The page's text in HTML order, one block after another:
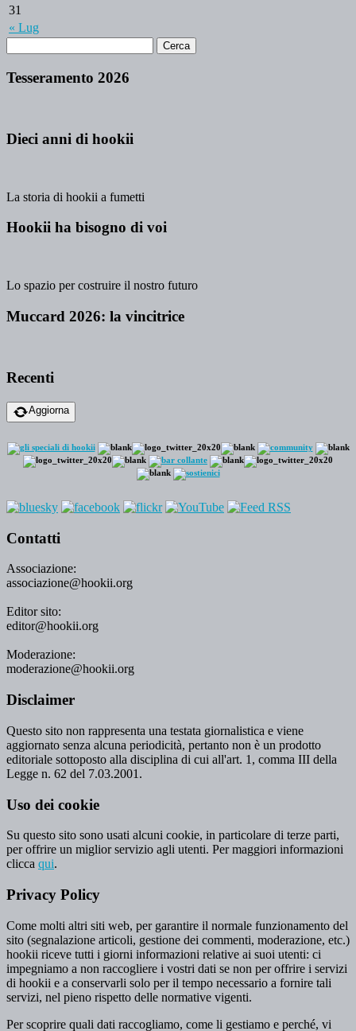
« Lug
31
Tesseramento 2026
Dieci anni di hookii
La storia di hookii a fumetti
Hookii ha bisogno di voi
Lo spazio per costruire il nostro futuro
Muccard 2026: la vincitrice
Recenti
Aggiorna
Contatti
Associazione:
associazione@hookii.org
Editor sito:
editor@hookii.org
Moderazione:
moderazione@hookii.org
Disclaimer
Questo sito non rappresenta una testata giornalistica e viene
aggiornato senza alcuna periodicità, pertanto non è un prodotto
editoriale sottoposto alla disciplina di cui all'art. 1, comma III della
Legge n. 62 del 7.03.2001.
Uso dei cookie
Su questo sito sono usati alcuni cookie, in particolare di terze parti,
per offrire un miglior servizio agli utenti. Per maggiori informazioni
clicca qui.
Privacy Policy
Come molti altri siti web, per garantire il normale funzionamento del
sito (segnalazione articoli, gestione dei commenti, moderazione, etc.)
hookii riceve tutti i giorni informazioni relative ai suoi utenti: ci
impegniamo a non raccogliere i vostri dati se non per offrire i servizi
di hookii e a conservarli solo per il tempo necessario a fornire tali
servizi, nel pieno rispetto delle normative vigenti.
Per scoprire quali dati raccogliamo, come li gestiamo e perché, vi